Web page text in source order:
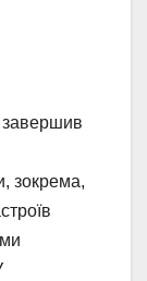
завершив
зокрема,